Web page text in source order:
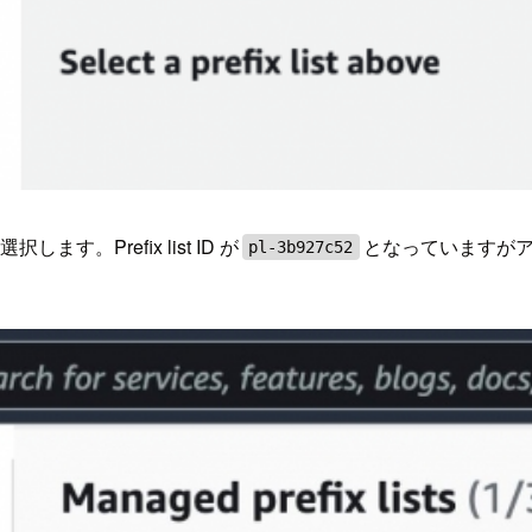
択します。Prefix list ID が pl-3b927c52 となっていますが